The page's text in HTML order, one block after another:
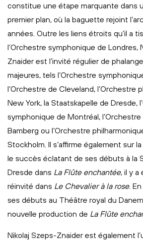
constitue une étape marquante dans
premier plan, où la baguette rejoint
années. Outre les liens étroits qu’il a
l’Orchestre symphonique de Londres,
Znaider est l’invité régulier de
majeures, tels l’Orchestre
l’Orchestre de Cleveland, l’Orchestre
New York, la Staatskapelle de Dresde,
symphonique de Montréal,
Bamberg ou l’Orchestre
Stockholm. Il s’affirme également sur
le succès éclatant de ses débuts à la
Dresde dans La Flûte enchantée, il y a
réinvité dans Le Chevalier à la rose.
ses débuts au Théâtre royal du
nouvelle production de La Flûte
Nikolaj Szeps-Znaider est également